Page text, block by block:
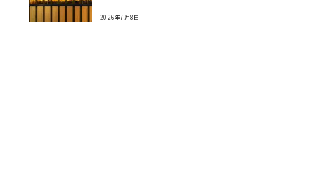
2026年7月8日